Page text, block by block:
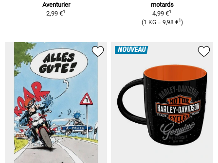
Aventurier
2,99 €1
motards
4,99 €1
(1 KG = 9,98 €1 )
NOUVEAU